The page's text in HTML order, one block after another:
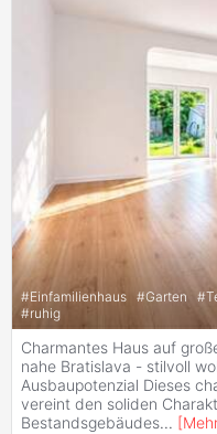
#Einfamilienhaus #Garten #
#ruhig
Charmantes Haus auf
nahe Bratislava - stilvoll
Ausbaupotenzial Dieses
vereint den soliden
Bestandsgebäudes... [